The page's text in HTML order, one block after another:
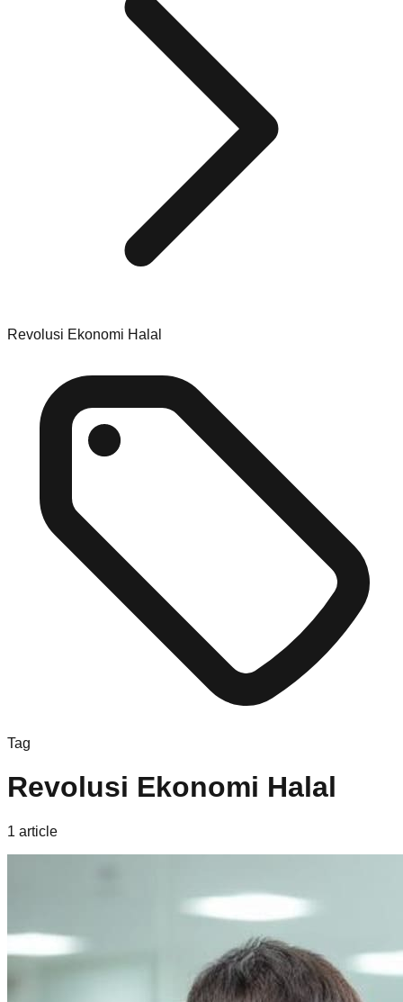
Revolusi Ekonomi Halal
Tag
Revolusi Ekonomi Halal
1 article